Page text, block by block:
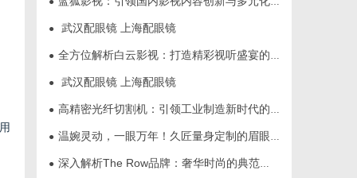
● 武汉配眼镜 上海配眼镜
● 全方位解析白云影视：打造精彩视听盛宴的新锐平台
● 武汉配眼镜 上海配眼镜
● 高精密光纤切割机：引领工业制造新时代的利器
● 温婉灵动，一眼万年！久匠量身定制的眉眼唇，才是你整张脸的点睛之笔！淡颜系女生的气质加分项
● 深入解析The Row品牌：奢华时尚的典范与设计哲学